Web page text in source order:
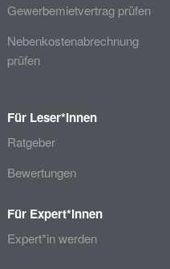
Gewerbemietvertrag prüfen
Nebenkostenabrechnung
prüfen
Für Leser*innen
Ratgeber
Bewertungen
Für Expert*innen
Expert*in werden